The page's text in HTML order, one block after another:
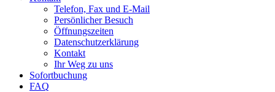
Telefon, Fax und E-Mail
Persönlicher Besuch
Öffnungszeiten
Datenschutzerklärung
Kontakt
Ihr Weg zu uns
Sofortbuchung
FAQ